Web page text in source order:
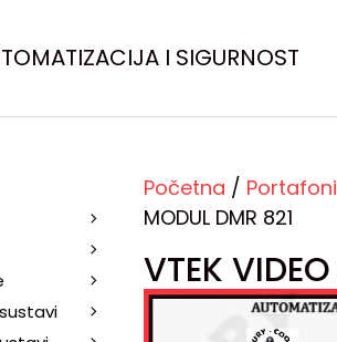
I SIGURNOST
Početna / Portafoni
MODUL DMR 821
VTEK